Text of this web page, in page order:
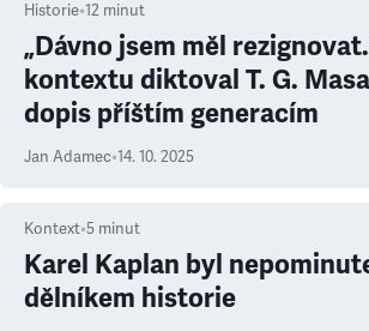
Historie•12 minut
„Dávno jsem měl
kontextu diktoval T. G.
dopis příštím generacím
Jan Adamec•14. 10. 2025
Kontext•5 minut
Karel Kaplan byl
dělníkem historie